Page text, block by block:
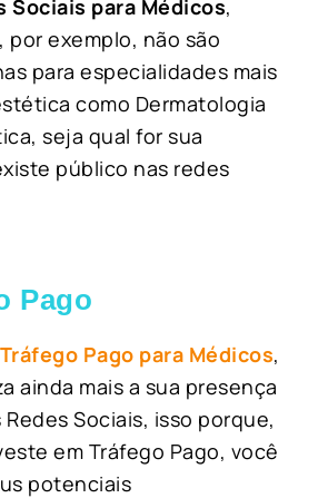
Sociais para Médicos,
, por exemplo, não são
para especialidades mais
como Dermatologia
seja qual for sua
público nas redes
Pago
Tráfego Pago para Médicos,
ainda mais a sua presença
Sociais, isso porque,
em Tráfego Pago, você
potenciais